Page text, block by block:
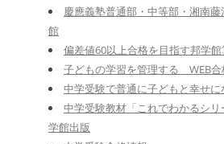
慶應義塾普通部・中等部・湘南
館
偏差値60以上合格を目指す邦学
子どもの学習を管理する WEB合
中学受験で普通に子どもと幸せに
中学受験教材「これでわかるシ
学館出版